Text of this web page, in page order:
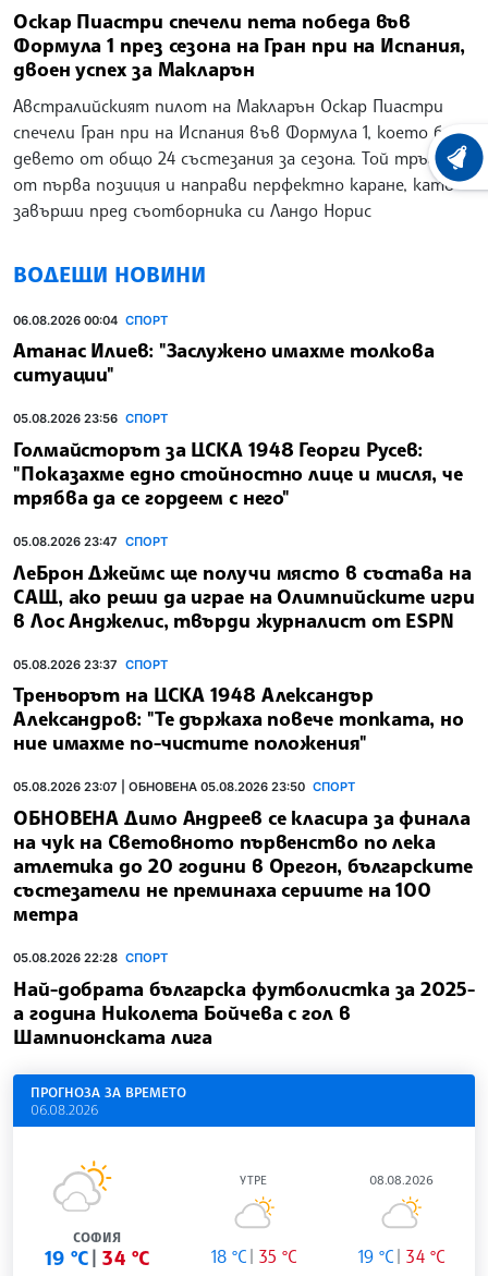
Оскар Пиастри спечели пета победа във
Формула 1 през сезона на Гран при на Испания,
двоен успех за Макларън
Австралийският пилот на Макларън Оскар Пиастри
спечели Гран при на Испания във Формула 1, което бе
девето от общо 24 състезания за сезона. Той тръгна
от първа позиция и направи перфектно каране, като
завърши пред съотборника си Ландо Норис
ВОДЕЩИ НОВИНИ
06.08.2026 00:04 СПОРТ
Атанас Илиев: "Заслужено имахме толкова
ситуации"
05.08.2026 23:56 СПОРТ
Голмайсторът за ЦСКА 1948 Георги Русев:
"Показахме едно стойностно лице и мисля, че
трябва да се гордеем с него"
05.08.2026 23:47 СПОРТ
ЛеБрон Джеймс ще получи място в състава на
САЩ, ако реши да играе на Олимпийските игри
в Лос Анджелис, твърди журналист от ESPN
05.08.2026 23:37 СПОРТ
Треньорът на ЦСКА 1948 Александър
Александров: "Те държаха повече топката, но
ние имахме по-чистите положения"
05.08.2026 23:07 | ОБНОВЕНА 05.08.2026 23:50 СПОРТ
ОБНОВЕНА Димо Андреев се класира за финала
на чук на Световното първенство по лека
атлетика до 20 години в Орегон, българските
състезатели не преминаха сериите на 100
метра
05.08.2026 22:28 СПОРТ
Най-добрата българска футболистка за 2025-
а година Николета Бойчева с гол в
Шампионската лига
ПРОГНОЗА ЗА ВРЕМЕТО
06.08.2026
СОФИЯ
19 °C 34 °C
УТРЕ
18 °C 35 °C
08.08.2026
19 °C 34 °C